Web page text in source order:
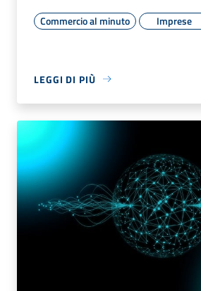
Commercio al minuto Imprese
LEGGI DI PIÙ